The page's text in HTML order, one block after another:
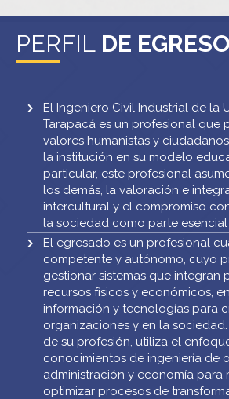
PERFIL DE EGRESO
El Ingeniero Civil Industrial de la
Tarapacá es un profesional que
valores humanistas y
la institución en su modelo
particular, este profesional
los demás, la valoración e
intercultural y el compromiso
la sociedad como parte
El egresado es un profesional
competente y autónomo, cuyo
gestionar sistemas que integran
recursos físicos y económicos,
información y tecnologías para
organizaciones y en la
de su profesión, utiliza el
conocimientos de ingeniería de
administración y economía para
optimizar procesos de